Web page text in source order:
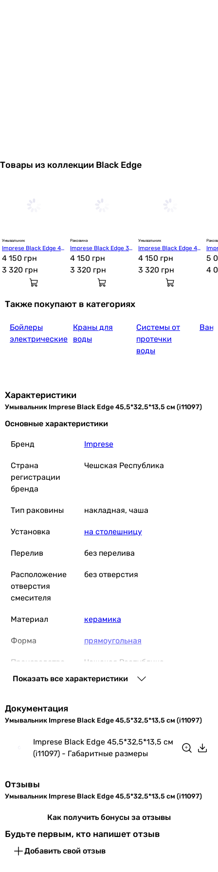
Товары из коллекции Black Edge
Умывальник
Imprese Black Edge 41,
5*41,5*14,5 см (i11096)
4 150 грн
3 320 грн
Раковина
Imprese Black Edge 38,
5*38,5*13,5 см (i11095)
4 150 грн
3 320 грн
Умывальник
Imprese Black Edge 41,
5*41,5*13,5 см (i11094)
4 150 грн
3 320 грн
5
4
Также покупают в категориях
Бойлеры
электрические
Краны для
воды
Системы от
протечки
воды
Характеристики
Умывальник Imprese Black Edge 45,5*32,5*13,5 см (i11097)
Основные характеристики
Бренд Imprese
Страна
регистрации
бренда
Чешская Республика
Тип раковины накладная, чаша
Установка на столешницу
Перелив без перелива
Расположение
отверстия
смесителя
без отверстия
Материал керамика
Форма прямоугольная
Производство Чешская Республика
Коллекции Black Edge
Физические характеристики
Глубина 32.5 см
белый
Габариты в упаковке
Ширина в
упаковке
430 мм
Показать все характеристики
Документация
Умывальник Imprese Black Edge 45,5*32,5*13,5 см (i11097)
Imprese Black Edge 45,5*32,5*13,5 см
(i11097) - Габаритные размеры
Отзывы
Умывальник Imprese Black Edge 45,5*32,5*13,5 см (i11097)
Как получить бонусы за отзывы
Будьте первым, кто напишет отзыв
Добавить свой отзыв